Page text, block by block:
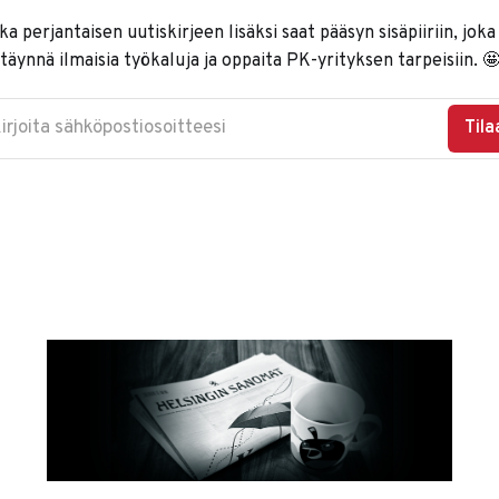
perjantaisen uutiskirjeen lisäksi saat pääsyn sisäpiiriin,
täynnä ilmaisia työkaluja ja oppaita PK-yrityksen tarpeisiin. 🤩
sähköpostiosoitteesi